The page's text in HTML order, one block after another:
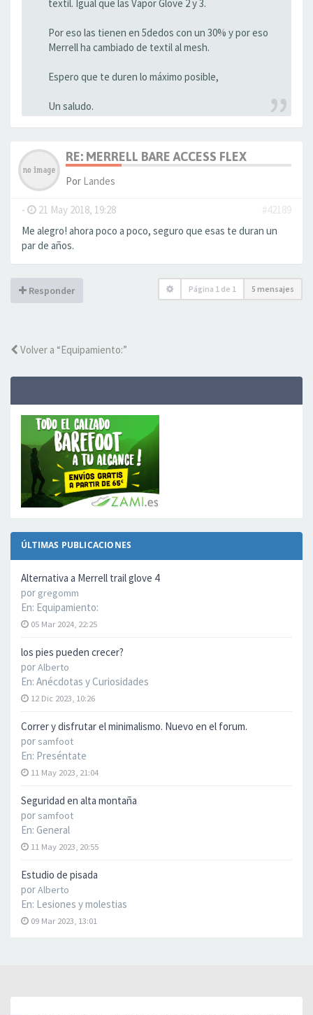
ÚLTIMAS PUBLICACIONES
Alternativa a Merrell trail glove 4
por gregomm
En: Equipamiento:
05 Mar 2024, 22:25
los pies pueden crecer?
porAlberto
En: Anécdotas y Curiosidades
12 Dic 2023, 10:26
Correr y disfrutar el minimalismo. Nuevo en el forum.
por samfoot
En: Preséntate
11 May 2023, 21:04
Seguridad en alta montaña
por samfoot
En: General
11 May 2023, 20:55
Estudio de pisada
porAlberto
En: Lesiones y molestias
09 Mar 2023, 13:01
textil. Igual que las Vapor Glove 2 y 3.
Por eso las tienen en 5dedos con un 30% y por eso
Merrell ha cambiado de textil al mesh.
Espero que te duren lo máximo posible,
Un saludo.
RE: MERRELL BARE ACCESS FLEX
Por Landes
- 21 May 2018, 19:28
#42189
Me alegro! ahora poco a poco, seguro que esas te duran un
par de años.
Responder Página 1 de 1 5 mensajes
Volver a “Equipamiento:”